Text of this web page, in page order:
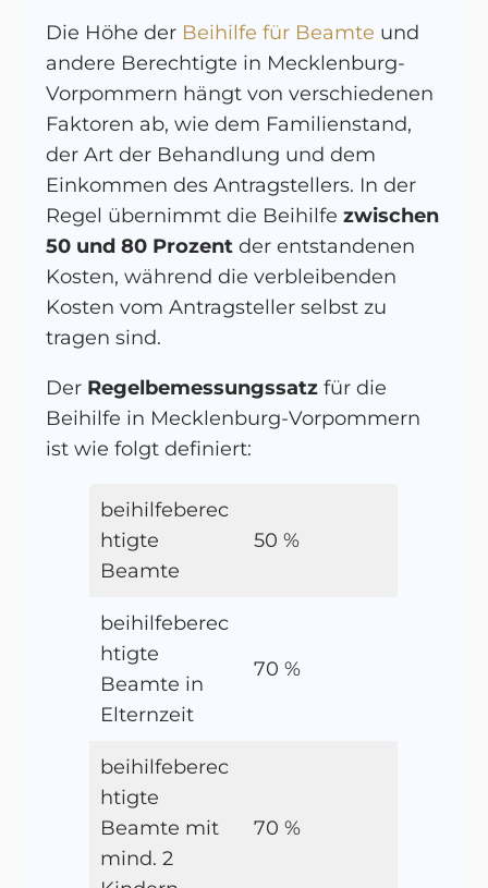
Die Höhe der Beihilfe für Beamte und
andere Berechtigte in Mecklenburg-
Vorpommern hängt von verschiedenen
Faktoren ab, wie dem Familienstand,
der Art der Behandlung und dem
Einkommen des Antragstellers. In der
Regel übernimmt die Beihilfezwischen
50 und 80 Prozent der entstandenen
Kosten, während die verbleibenden
Kosten vom Antragsteller selbst zu
tragen sind.
Der Regelbemessungssatzfür die
Beihilfe in Mecklenburg-Vorpommern
ist wie folgt definiert:
beihilfeberec
htigte
Beamte
50 %
beihilfeberec
htigte
Beamte in
Elternzeit
70 %
beihilfeberec
htigte
Beamte mit
mind. 2
70 %